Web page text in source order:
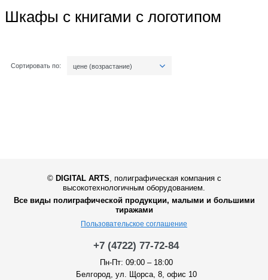
Шкафы с книгами с логотипом
Сортировать по: цене (возрастание)
© DIGITAL ARTS
полиграфическая компания с
высокотехнологичным оборудованием.
Все виды полиграфической продукции, малыми и большими
тиражами
Пользовательское соглашение
+7 (4722) 77-72-84
Пн-Пт: 09:00 – 18:00
Белгород, ул. Щорса, 8, офис 10